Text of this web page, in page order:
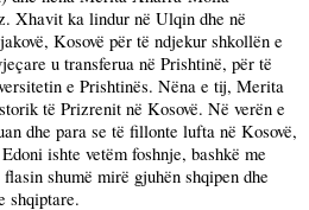
Xhavit ka lindur në Ulqin dhe në
Kosovë për të ndjekur shkollën e
u transferua në Prishtinë, për të
e Prishtinës. Nëna e tij, Merita
të Prizrenit në Kosovë. Në verën e
dhe para se të fillonte lufta në Kosovë,
ishte vetëm foshnje, bashkë me
shumë mirë gjuhën shqipen dhe
shqiptare.